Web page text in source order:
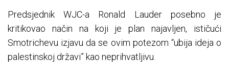
Predsjednik WJC-a Ronald Lauder posebno je
kritikovao način na koji je plan najavljen, ističući
Smotrichevu izjavu da se ovim potezom “ubija ideja o
palestinskoj državi” kao neprihvatljivu.